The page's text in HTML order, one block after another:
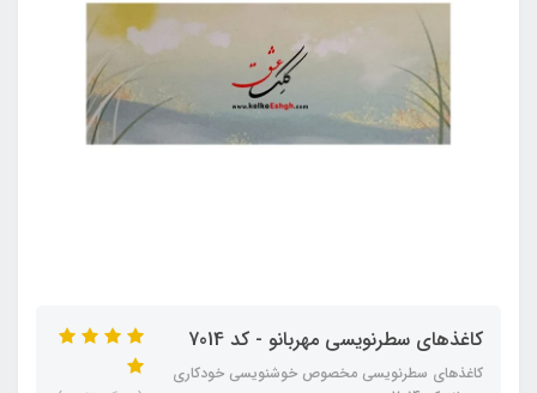
کاغذهای سطرنویسی مهربانو - کد 7014
کاغذهای سطرنویسی مخصوص خوشنویسی خودکاری